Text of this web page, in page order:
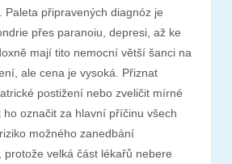
Paleta připravených diagnóz je
přes paranoiu, depresi, až ke
mají tito nemocní větší šanci na
ale cena je vysoká. Přiznat
postižení nebo zveličit mírné
označit za hlavní příčinu všech
možného zanedbání
velká část lékařů nebere